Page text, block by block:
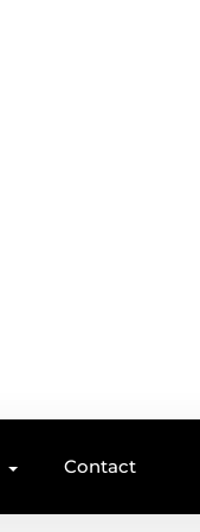
Contact